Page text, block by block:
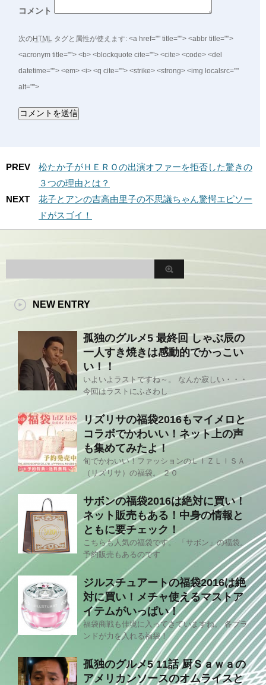
コメント
次のHTML タグと属性が使えます: <a href="" title=""> <abbr title="">
<acronym title=""> <b> <blockquote cite=""> <cite> <code> <del
datetime=""> <em> <i> <q cite=""> <strike> <strong> <img localsrc=""
alt="">
PREV
松たか子がＨＥＲＯの出演オファーを拒否した驚きの
３つの理由とは？
NEXT
花子とアンの吉高由里子の不思議ちゃん驚愕エピソー
ドがスゴイ！
NEW ENTRY
孤独のグルメ5 最終回 しゃぶ辰の
一人すき焼きは感動的でかっこい
い！！
いよいよラストですね～。 なんか寂しい・・・
今回はラストにふさわし
リズリサの福袋2016もマイメロと
コラボでかわいい！ネット上の声
も集めてみたよ！
旬でかわいい！ファッションのＬＩＺＬＩＳＡ
（リズリサ）の福袋。 ２０
サボンの福袋2016は絶対に買い！
ネット販売もある！中身の情報と
ともに要チェック！
こちらも人気の福袋です。 「サボン」の福袋。
予約販売もあるのです
ジルスチュアートの福袋2016は絶
対に買い！メチャ使えるマストア
イテムがいっぱい！
福袋商戦も佳境に入ってきていますね。 各ブラ
ンドが力を入れる福袋！
孤独のグルメ5 11話 厨Ｓａｗａの
アメリカンソースのオムライスと